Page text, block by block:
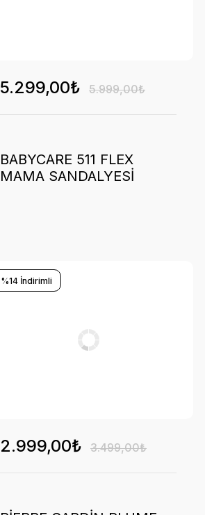
5.299,00₺ 5.999,00₺
BABYCARE 511 FLEX
MAMA SANDALYESİ
%14 İndirimli
2.999,00₺ 3.499,00₺